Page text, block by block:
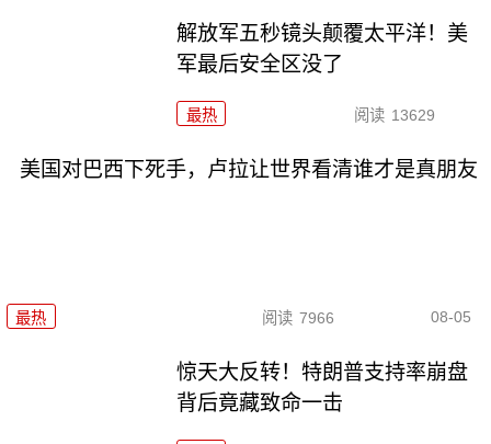
解放军五秒镜头颠覆太平洋！美
军最后安全区没了
最热 阅读 13629
美国对巴西下死手，卢拉让世界看清谁才是真朋友
最热 阅读 7966 08-05
惊天大反转！特朗普支持率崩盘
背后竟藏致命一击